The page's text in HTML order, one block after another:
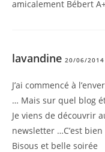
amicalement Bébert
lavandine 20/06/2014
J’ai commencé à
… Mais sur quel blog
Je viens de découvrir
newsletter …C’est bien
Bisous et belle soirée